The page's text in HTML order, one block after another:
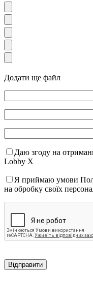
Додати ще файл
Даю згоду на
Lobby X
Я приймаю умови
на обробку своїх